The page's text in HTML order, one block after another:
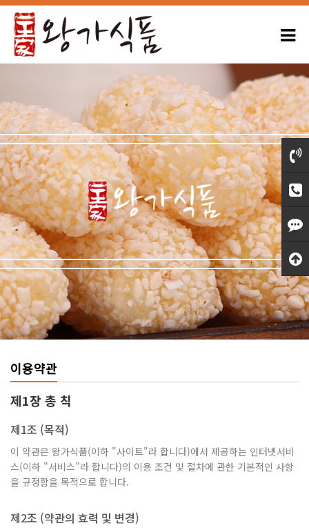
이용약관
제1장 총 칙
제1조 (목적)
이 약관은 왕가식품(이하 "사이트"라 합니다)에서 제공하는 인터넷서비
스(이하 "서비스"라 합니다)의 이용 조건 및 절차에 관한 기본적인 사항
을 규정함을 목적으로 합니다.
제2조 (약관의 효력 및 변경)